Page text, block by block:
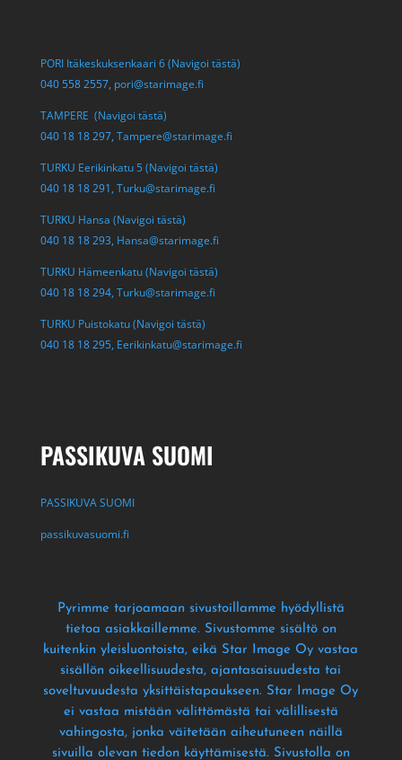
PORI Itäkeskuksenkaari 6 (Navigoi tästä)
040 558 2557, pori@starimage.fi
TAMPERE (Navigoi tästä)
040 18 18 297, Tampere@starimage.fi
TURKU Eerikinkatu 5 (Navigoi tästä)
040 18 18 291, Turku@starimage.fi
TURKU Hansa (Navigoi tästä)
040 18 18 293, Hansa@starimage.fi
TURKU Hämeenkatu (Navigoi tästä)
040 18 18 294, Turku@starimage.fi
TURKU Puistokatu (Navigoi tästä)
040 18 18 295, Eerikinkatu@starimage.fi
PASSIKUVA SUOMI
PASSIKUVA SUOMI
passikuvasuomi.fi
Pyrimme tarjoamaan sivustoillamme hyödyllistä
tietoa asiakkaillemme. Sivustomme sisältö on
kuitenkin yleisluontoista, eikä Star Image Oy vastaa
sisällön oikeellisuudesta, ajantasaisuudesta tai
soveltuvuudesta yksittäistapaukseen. Star Image Oy
ei vastaa mistään välittömästä tai välillisestä
vahingosta, jonka väitetään aiheutuneen näillä
sivuilla olevan tiedon käyttämisestä. Sivustolla on